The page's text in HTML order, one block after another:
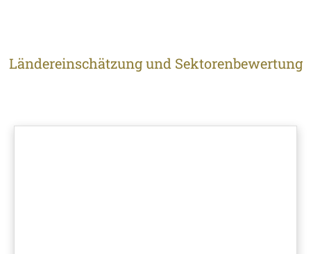
Ländereinschätzung und Sektorenbewertung